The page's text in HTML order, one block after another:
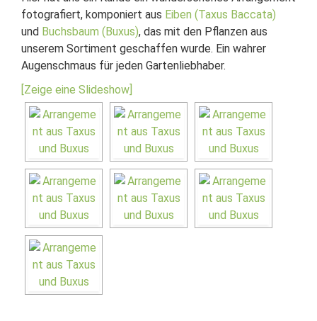
fotografiert, komponiert aus Eiben (Taxus Baccata)
und Buchsbaum (Buxus), das mit den Pflanzen aus
unserem Sortiment geschaffen wurde. Ein wahrer
Augenschmaus für jeden Gartenliebhaber.
[Zeige eine Slideshow]